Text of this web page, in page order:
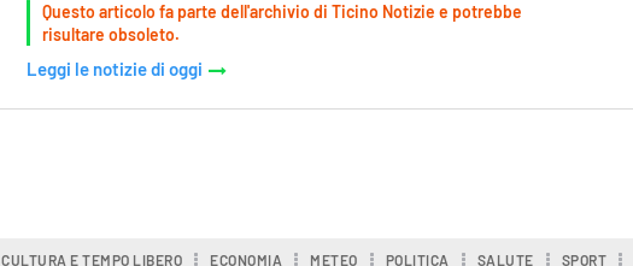
Questo articolo fa parte dell'archivio di Ticino Notizie e potrebbe
risultare obsoleto.
Leggi le notizie di oggi
CULTURA E TEMPO LIBERO ECONOMIA METEO POLITICA SALUTE SPORT